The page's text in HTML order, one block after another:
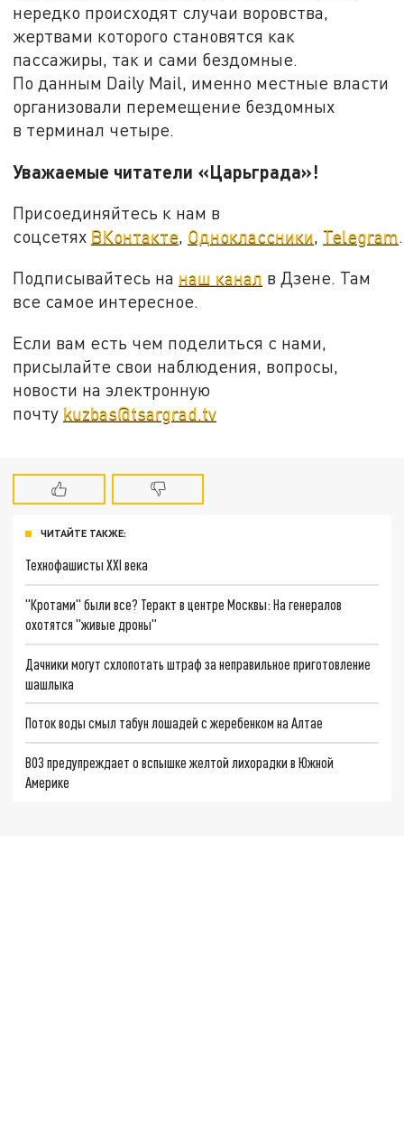
нередко происходят случаи воровства,
жертвами которого становятся как
пассажиры, так и сами бездомные.
По данным Daily Mail, именно местные власти
организовали перемещение бездомных
в терминал четыре.
Уважаемые читатели «Царьграда»!
Присоединяйтесь к нам в
соцсетях ВКонтакте, Одноклассники, Telegram.
Подписывайтесь на наш канал в Дзене. Там
все самое интересное.
Если вам есть чем поделиться с нами,
присылайте свои наблюдения, вопросы,
новости на электронную
почту kuzbas@tsargrad.tv
ЧИТАЙТЕ ТАКЖЕ:
Технофашисты XXI века
"Кротами" были все? Теракт в центре Москвы: На генералов
охотятся "живые дроны"
Дачники могут схлопотать штраф за неправильное приготовление
шашлыка
Поток воды смыл табун лошадей с жеребенком на Алтае
ВОЗ предупреждает о вспышке желтой лихорадки в Южной
Америке